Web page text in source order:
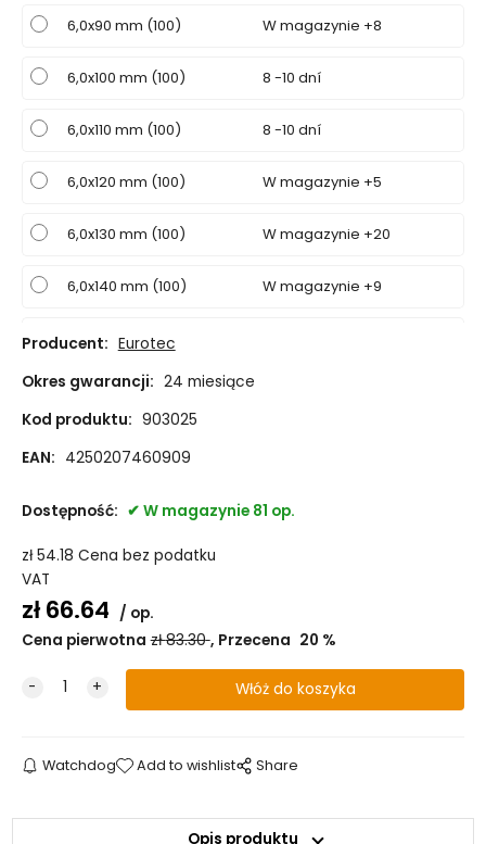
6,0x90 mm (100) W magazynie +8
6,0x100 mm (100) 8 -10 dní
6,0x110 mm (100) 8 -10 dní
6,0x120 mm (100) W magazynie +5
6,0x130 mm (100) W magazynie +20
6,0x140 mm (100) W magazynie +9
6,0x150 mm (100)
6,0x160 mm (100)
6,0x220 mm (100)
6,0x240 mm (100)
6,0x260 mm (100) W magazynie +1
6,0x280 mm (100) W magazynie +2
6,0x300 mm (100)
Producent: Eurotec
Okres gwarancji: 24 miesiące
Kod produktu: 903025
EAN: 4250207460909
Dostępność: W magazynie 81 op.
zł54.18 Cena bez podatku
VAT
zł66.64
op.
Cena pierwotna zł83.30 Przecena 20 %
Watchdog Add to wishlist Share
Opis produktu